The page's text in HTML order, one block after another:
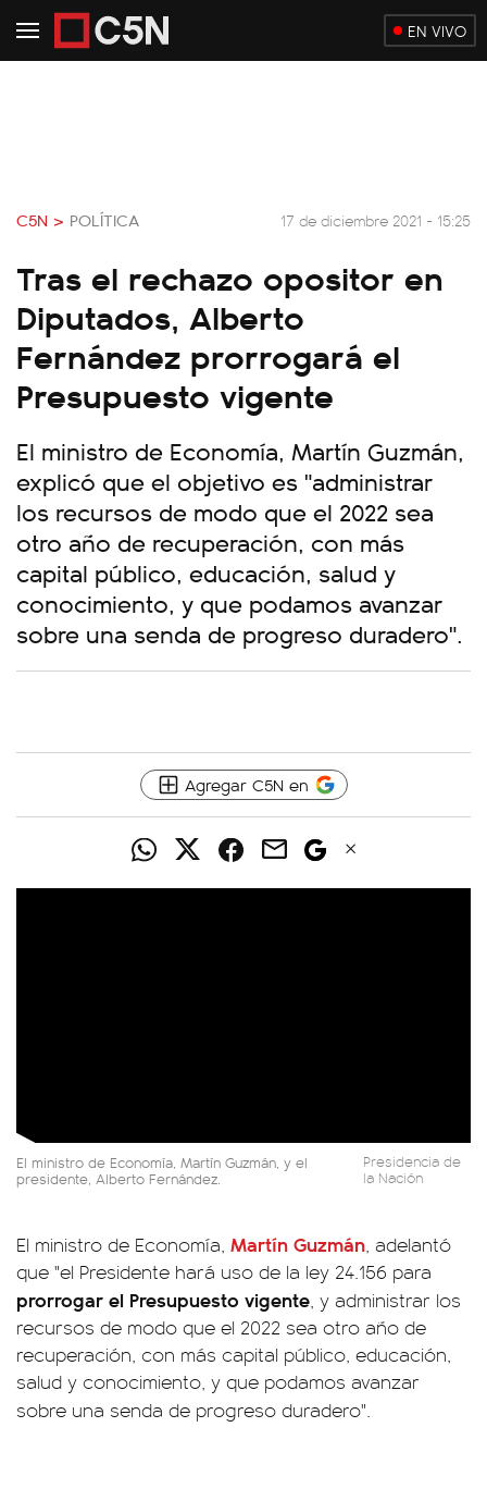
EN VIVO
C5N > POLÍTICA 17 de diciembre 2021 - 15:25
Tras el rechazo opositor en
Diputados, Alberto
Fernández prorrogará el
Presupuesto vigente
El ministro de Economía, Martín Guzmán,
explicó que el objetivo es "administrar
los recursos de modo que el 2022 sea
otro año de recuperación, con más
capital público, educación, salud y
conocimiento, y que podamos avanzar
sobre una senda de progreso duradero".
Agregar C5N en
El ministro de Economía, Martín Guzmán, y el
presidente, Alberto Fernández.
Presidencia de
la Nación
El ministro de Economía, Martín Guzmán, adelantó
que "el Presidente hará uso de la ley 24.156 para
prorrogar el Presupuesto vigente, y administrar los
recursos de modo que el 2022 sea otro año de
recuperación, con más capital público, educación,
salud y conocimiento, y que podamos avanzar
sobre una senda de progreso duradero".